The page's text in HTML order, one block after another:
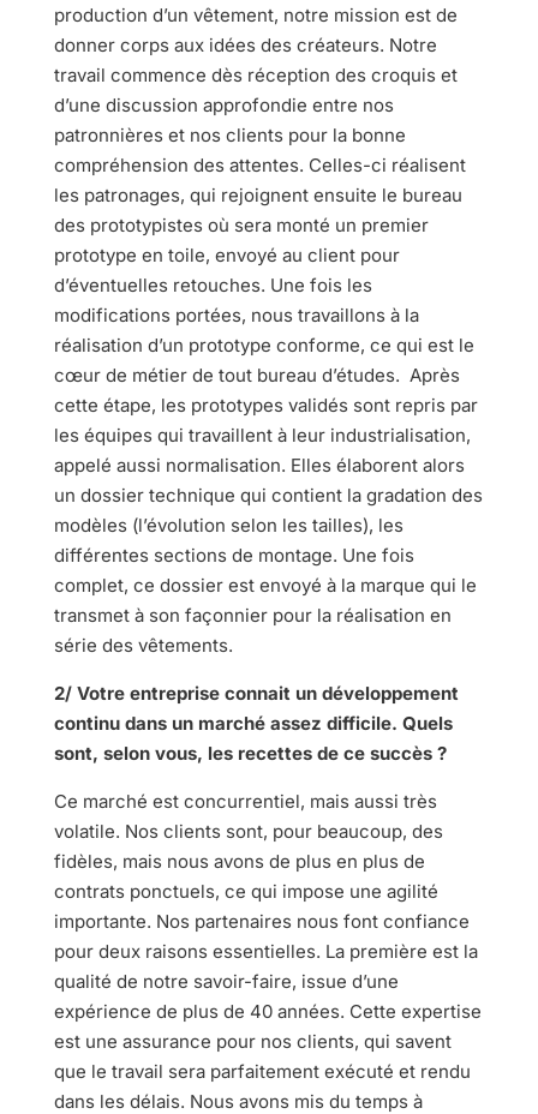
production d’un vêtement, notre mission est de
donner corps aux idées des créateurs. Notre
travail commence dès réception des croquis et
d’une discussion approfondie entre nos
patronnières et nos clients pour la bonne
compréhension des attentes. Celles-ci réalisent
les patronages, qui rejoignent ensuite le bureau
des prototypistes où sera monté un premier
prototype en toile, envoyé au client pour
d’éventuelles retouches. Une fois les
modifications portées, nous travaillons à la
réalisation d’un prototype conforme, ce qui est le
cœur de métier de tout bureau d’études. Après
cette étape, les prototypes validés sont repris par
les équipes qui travaillent à leur industrialisation,
appelé aussi normalisation. Elles élaborent alors
un dossier technique qui contient la gradation des
modèles (l’évolution selon les tailles), les
différentes sections de montage. Une fois
complet, ce dossier est envoyé à la marque qui le
transmet à son façonnier pour la réalisation en
série des vêtements.
2/ Votre entreprise connait un développement
continu dans un marché assez difficile. Quels
sont, selon vous, les recettes de ce succès ?
Ce marché est concurrentiel, mais aussi très
volatile. Nos clients sont, pour beaucoup, des
fidèles, mais nous avons de plus en plus de
contrats ponctuels, ce qui impose une agilité
importante. Nos partenaires nous font confiance
pour deux raisons essentielles. La première est la
qualité de notre savoir-faire, issue d’une
expérience de plus de 40 années. Cette expertise
est une assurance pour nos clients, qui savent
que le travail sera parfaitement exécuté et rendu
dans les délais. Nous avons mis du temps à